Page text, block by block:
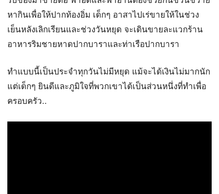
หากินเพื่อให้ปากท้องอิ่ม เด็กๆ อาสาไปเร่ขายให้ในช่วง
เย็นหลังเลิกเรียนและช่วงวันหยุด จะเดินขายละแวกร้าน
อาหารริมชายหาดปากบาราและท่าเรือปากบารา
ทำแบบนี้เป็นประจำทุกวันไม่มีหยุด แม้จะได้เงินไม่มากนัก
แต่เด็กๆ ยินดีและภูมิใจที่พวกเขาได้เป็นส่วนหนึ่งที่ทำเพื่อ
ครอบครัว..